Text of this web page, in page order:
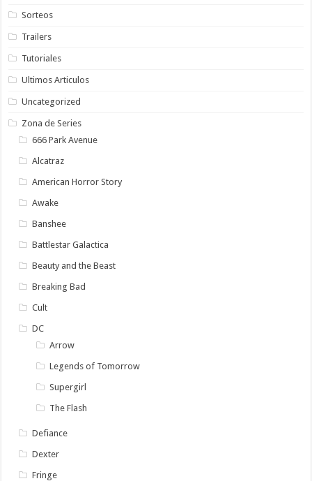
Sorteos
Trailers
Tutoriales
Ultimos Articulos
Uncategorized
Zona de Series
666 Park Avenue
Alcatraz
American Horror Story
Awake
Banshee
Battlestar Galactica
Beauty and the Beast
Breaking Bad
Cult
DC
Arrow
Legends of Tomorrow
Supergirl
The Flash
Defiance
Dexter
Fringe